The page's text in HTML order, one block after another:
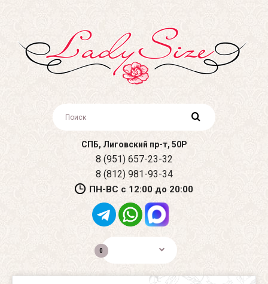
СПБ, Лиговский пр-т, 50Р
8 (951) 657-23-32
8 (812) 981-93-34
ПН-ВС с 12:00 до 20:00
0